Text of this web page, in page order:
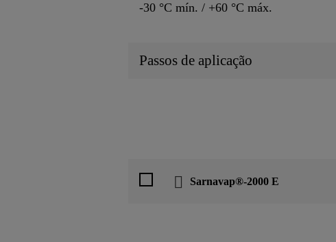
-30 °C mín. / +60 °C máx.
Passos de aplicação
Sarnavap®-2000 E